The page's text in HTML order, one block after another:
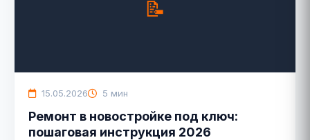
15.05.2026 5 мин
Ремонт в новостройке под ключ:
пошаговая инструкция 2026